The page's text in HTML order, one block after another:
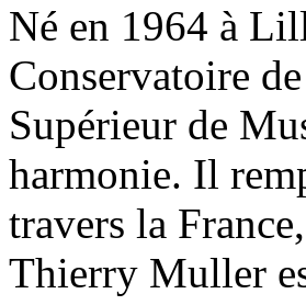
Né en 1964 à
Conservatoire
Supérieur de
harmonie. Il
travers la
Thierry Muller